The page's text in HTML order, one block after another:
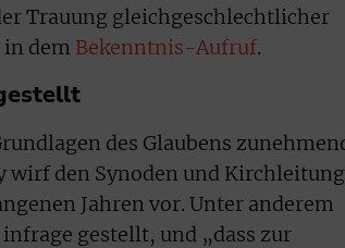
Trauung gleichgeschlechtlicher
dem Bekenntnis-Aufruf.
des Glaubens
wirf den Synoden und
Jahren vor. Unter anderem
gestellt, und „dass zur